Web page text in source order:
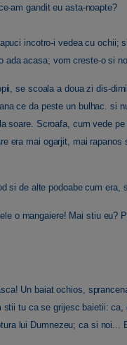
am gandit eu asta-noapte?
incotro-i vedea cu ochii;
acasa; vom creste-o si
se scoala a doua zi dis-
ce da peste un bulhac. si
soare. Scroafa, cum vede
era mai ogarjit, mai
si de alte podoabe cum era,
o mangaiere! Mai stiu eu?
Un baiat ochios,
tu ca se grijesc baietii:
lui Dumnezeu; ca si noi...